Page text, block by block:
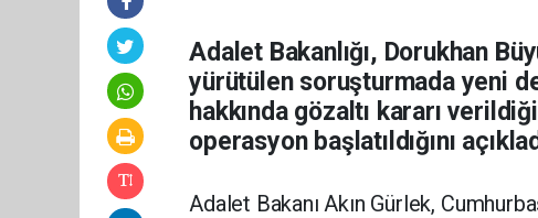
Adalet Bakanlığı, Dorukhan
yürütülen soruşturmada yeni
hakkında gözaltı kararı
operasyon başlatıldığını
Adalet Bakanı Akın Gürlek,